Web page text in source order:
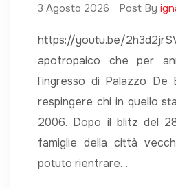
3 Agosto 2026 Post By
https://youtu.be/
apotropaico che per
l’ingresso di Palazzo De
respingere chi in quello
2006. Dopo il blitz del
famiglie della città
potuto rientrare…